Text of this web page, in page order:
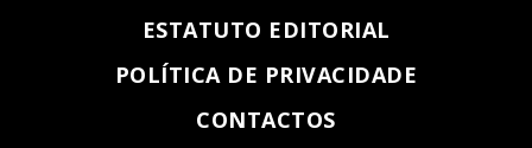
ESTATUTO EDITORIAL
POLÍTICA DE PRIVACIDADE
CONTACTOS